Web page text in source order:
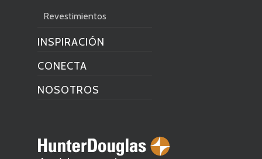
Revestimientos
INSPIRACIÓN
CONECTA
NOSOTROS